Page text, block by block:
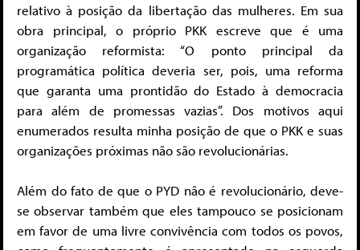
relativo à posição da libertação das mulheres. Em sua
obra principal, o próprio PKK escreve que é uma
organização reformista: “O ponto principal da
programática política deveria ser, pois, uma reforma
que garanta uma prontidão do Estado à democracia
para além de promessas vazias”. Dos motivos aqui
enumerados resulta minha posição de que o PKK e suas
organizações próximas não são revolucionárias.
Além do fato de que o PYD não é revolucionário, deve-
se observar também que eles tampouco se posicionam
em favor de uma livre convivência com todos os povos,